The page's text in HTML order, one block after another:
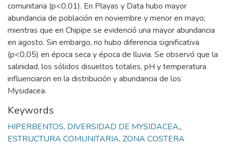
comunitaria (p<0,01). En Playas y Data hubo mayor
abundancia de población en noviembre y menor en mayo;
mientras que en Chipipe se evidenció una mayor abundancia
en agosto. Sin embargo, no hubo diferencia significativa
(p<0,05) en época seca y época de lluvia. Se observó que la
salinidad, los sólidos disueltos totales, pH y temperatura
influenciaron en la distribución y abundancia de los
Mysidacea.
Keywords
HIPERBENTOS, DIVERSIDAD DE MYSIDACEA,,
ESTRUCTURA COMUNITARIA, ZONA COSTERA